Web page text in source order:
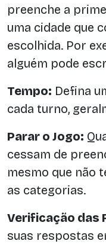
preenche a
uma cidade que
escolhida. Por
alguém pode
Tempo: Defina
cada turno,
Parar o Jogo:
cessam de
mesmo que não
as categorias.
Verificação das
suas respostas